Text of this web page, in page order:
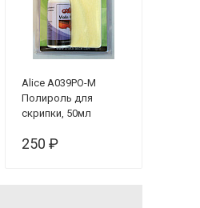
Alice A039PO-M
Полироль для
скрипки, 50мл
250 ₽